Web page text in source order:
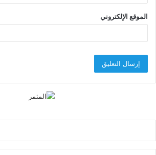
الموقع الإلكتروني